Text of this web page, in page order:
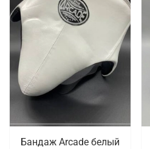
Бандаж Arcade белый